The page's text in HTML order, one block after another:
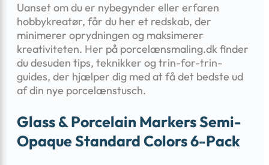
Uanset om du er nybegynder eller erfaren
hobbykreatør, får du her et redskab, der
minimerer oprydningen og maksimerer
kreativiteten. Her på porcelænsmaling.dk finder
du desuden tips, teknikker og trin-for-trin-
guides, der hjælper dig med at få det bedste ud
af din nye porcelænstusch.
Glass & Porcelain Markers Semi-
Opaque Standard Colors 6-Pack